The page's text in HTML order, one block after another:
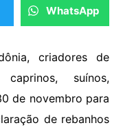
WhatsApp
criadores de
suínos,
de novembro para
de rebanhos